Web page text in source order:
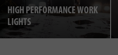
HIGH PERFORMANCE WORK
LIGHTS